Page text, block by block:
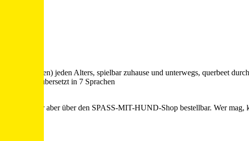
Menschen) jeden Alters, spielbar zuhause und unterwegs, querbeet
bereits übersetzt in 7 Sprachen
oder aber über den SPASS-MIT-HUND-Shop bestellbar. Wer
lesen.